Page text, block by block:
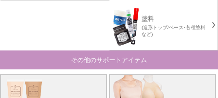
塗料
(造形トップ/ベース･各種塗料
など)
その他のサポートアイテム